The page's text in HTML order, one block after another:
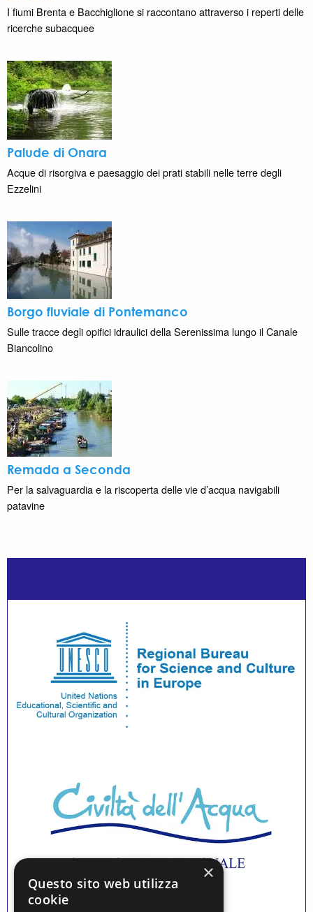
I fiumi Brenta e Bacchiglione si raccontano attraverso i reperti delle
ricerche subacquee
Palude di Onara
Acque di risorgiva e paesaggio dei prati stabili nelle terre degli
Ezzelini
Borgo fluviale di Pontemanco
Sulle tracce degli opifici idraulici della Serenissima lungo il Canale
Biancolino
Remada a Seconda
Per la salvaguardia e la riscoperta delle vie d’acqua navigabili
patavine
×
Questo sito web utilizza
cookie